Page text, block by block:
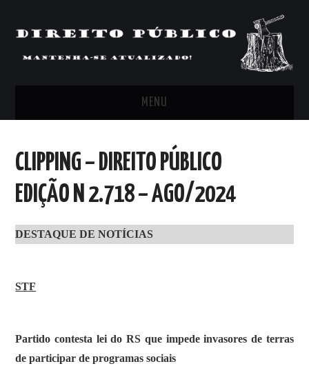
MENU
ARTIGOS, COMENTÁRIOS E PONTOS
DE VISTA
CLIPPING’S
CLIPPING – DIREITO PÚBLICO
EDIÇÃO N 2.718 – AGO/2024
DESTAQUE DE NOTÍCIAS
STF
Partido contesta lei do RS que impede invasores de terras
de participar de programas sociais